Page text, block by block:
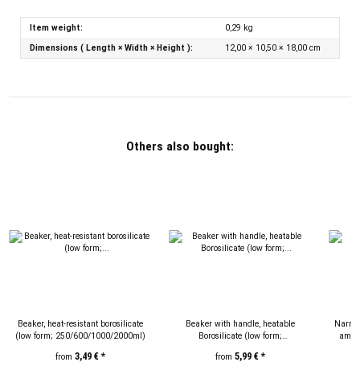
Item weight: 0,29 kg
Dimensions ( Length × Width × Height ):
12,00 × 10,50 × 18,00 cm
Others also bought:
Beaker, heat-resistant borosilicate
(low form; 250/600/1000/2000ml)
from 3,49 €*
Beaker with handle, heatable
Borosilicate (low form;
from 5,99 €*